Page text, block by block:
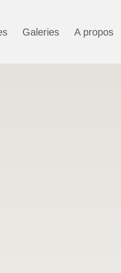
Galeries A propos